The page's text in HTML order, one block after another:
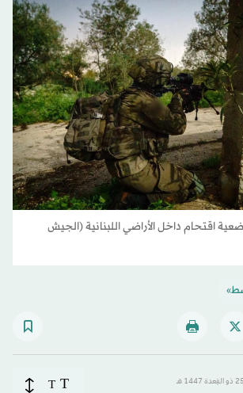
اقتحام داخل الأراضي اللبنانية (الجيش
T
T